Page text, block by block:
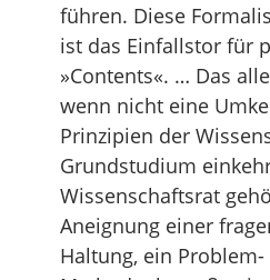
führen. Diese
ist das Einfallstor für
»Contents«. … Das
wenn nicht eine
Prinzipien der
Grundstudium
Wissenschaftsrat
Aneignung einer
Haltung, ein Problem-